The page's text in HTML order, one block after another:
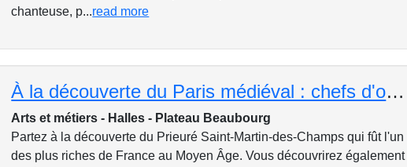
chanteuse, p...read more
À la découverte du Paris médiéval : chefs d'oeuvres de l'architecture religieuse de la rive droite
Arts et métiers - Halles - Plateau Beaubourg
Partez à la découverte du Prieuré Saint-Martin-des-Champs qui fût l'un
des plus riches de France au Moyen Âge. Vous découvrirez également